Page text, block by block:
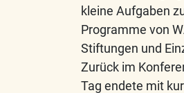
kleine Aufgaben
Programme von
Stiftungen und
Zurück im
Tag endete mit